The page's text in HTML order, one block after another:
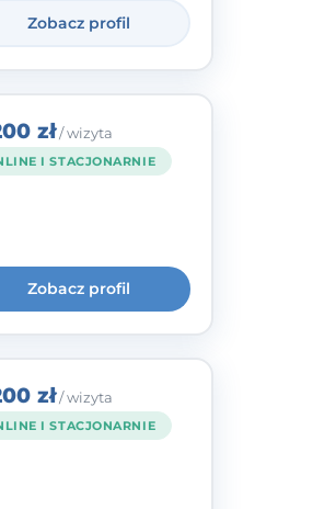
Zobacz profil
zł/ wizyta
I STACJONARNIE
Zobacz profil
zł/ wizyta
I STACJONARNIE